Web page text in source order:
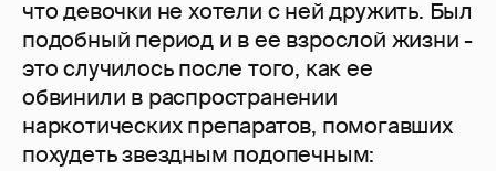
что девочки не хотели с ней дружить. Был
подобный период и в ее взрослой жизни -
это случилось после того, как ее
обвинили в распространении
наркотических препаратов, помогавших
похудеть звездным подопечным: